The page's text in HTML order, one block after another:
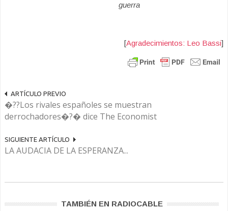
guerra
[Agradecimientos: Leo Bassi]
ARTÍCULO PREVIO
�??Los rivales españoles se muestran
derrochadores�?� dice The Economist
SIGUIENTE ARTÍCULO
LA AUDACIA DE LA ESPERANZA...
TAMBIÉN EN RADIOCABLE